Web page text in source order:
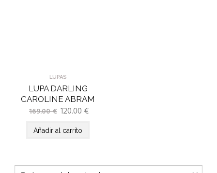
LUPAS
LUPA DARLING
CAROLINE ABRAM
169.00€ 120.00 €
Añadir al carrito